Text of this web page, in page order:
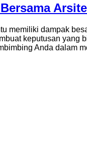
memiliki dampak
keputusan yang
Anda dalam